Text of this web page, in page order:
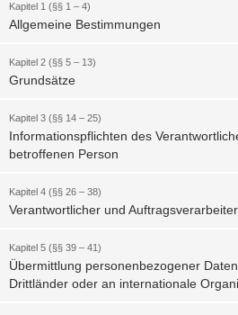
Kapitel 1 (§§ 1 – 4)
Allgemeine Bestimmungen
Kapitel 2 (§§ 5 – 13)
Grundsätze
Kapitel 3 (§§ 14 – 25)
Informationspflichten des
betroffenen Person
Kapitel 4 (§§ 26 – 38)
Verantwortlicher und Auftragsverarbeiter
Kapitel 5 (§§ 39 – 41)
Übermittlung personenbezogener
Drittländer oder an internationale